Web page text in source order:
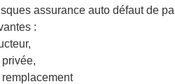
assurance auto défaut de
: